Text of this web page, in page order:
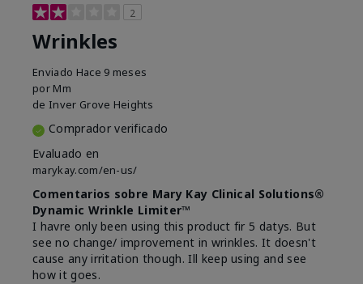
2
Wrinkles
Enviado Hace 9 meses
por Mm
de Inver Grove Heights
Comprador verificado
Evaluado en
marykay.com/en-us/
Comentarios sobre Mary Kay Clinical Solutions®
Dynamic Wrinkle Limiter™
I havre only been using this product fir 5 datys. But
see no change/ improvement in wrinkles. It doesn't
cause any irritation though. Ill keep using and see
how it goes.